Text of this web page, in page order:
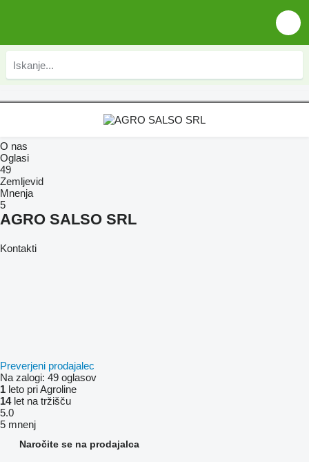
O nas
Oglasi
49
Zemljevid
Mnenja
5
AGRO SALSO SRL
Kontakti
Preverjeni prodajalec
Na zalogi: 49 oglasov
1 leto pri Agroline
14let na tržišču
5.0
5 mnenj
Naročite se na prodajalca